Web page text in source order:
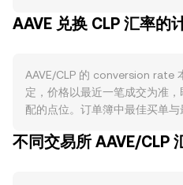
购或销毁，这会影响流通供给
扣减”会增加潜在的卖压和不确
理代币赋予持有人投票权，协
上线（例如新资产、借贷池、隔
若将价值回流至代币持有人，通
AAVE 兑换 CLP 汇率的
AAVE/CLP 的 conversion rate
定，价格以最近一笔成交为准
配的点位。订单簿中最佳买单
数据聚合商会计算成交量加权平
不同交易所 AAVE/CLP